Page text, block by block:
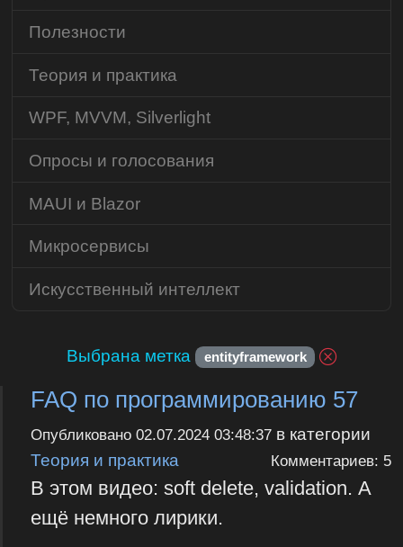
Выбрана метка entityframework
FAQ по программированию 57
Опубликовано 02.07.2024 03:48:37в категории
Теория и практика
Комментариев: 5
В этом видео: soft delete, validation. А
ещё немного лирики.
Полезности
Теория и практика
WPF, MVVM, Silverlight
Опросы и голосования
MAUI и Blazor
Микросервисы
Искусственный интеллект